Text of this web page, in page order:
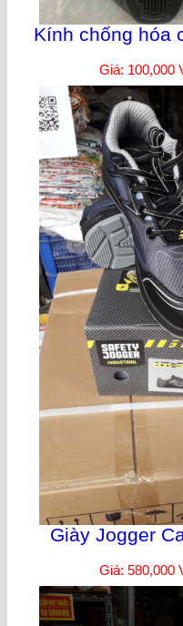
Kính chống hóa
Giá: 100,000
Giày Jogger
Giá: 580,000